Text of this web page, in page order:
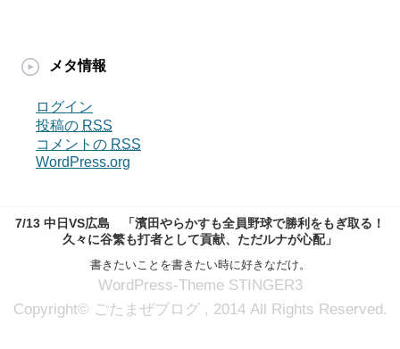
メタ情報
ログイン
投稿の RSS
コメントの RSS
WordPress.org
7/13 中日VS広島 「濱田やらかすも全員野球で勝利をもぎ取る！
久々に谷繁も打者として貢献、ただルナが心配」
書きたいことを書きたい時に好きなだけ。
WordPress-Theme STINGER3
Copyright© ごたまぜブログ , 2014 All Rights Reserved.